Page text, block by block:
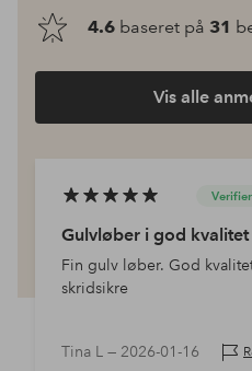
4.6 baseret på 31
Vis alle
Gulvløber i god kvalitet
Fin gulv løber. God
skridsikre
Tina L — 2026-01-16